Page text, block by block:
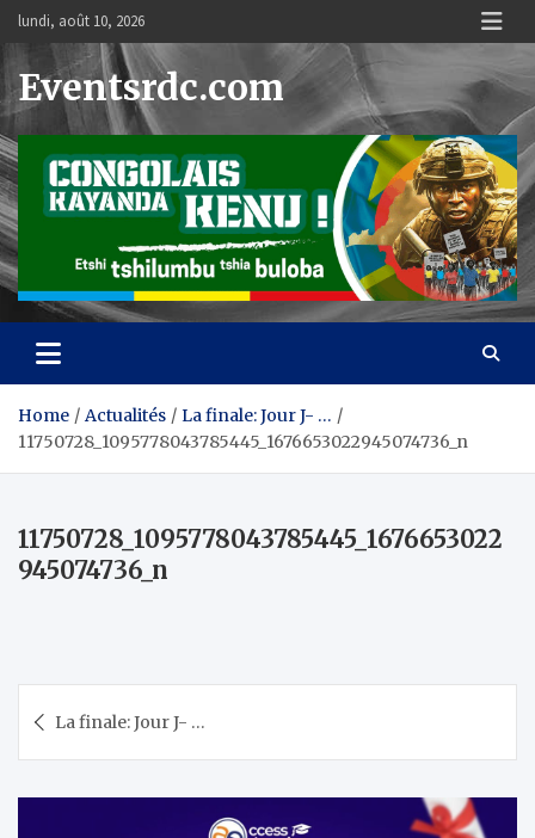
Skip
content
lundi, août 10, 2026
Eventsrdc.com
Home Actualités
La finale: Jour J- …
11750728_1095778043785445_1676653022945074736_n
11750728_1095778043785445_1676653022
945074736_n
de La finale: Jour J- …